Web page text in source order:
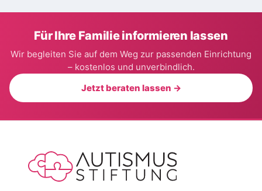
Für Ihre Familie informieren lassen
Wir begleiten Sie auf dem Weg zur passenden Einrichtung
– kostenlos und unverbindlich.
Jetzt beraten lassen →